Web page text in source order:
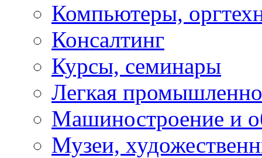
Компьютеры,
Консалтинг
Курсы, семинары
Легкая
Машиностроение и
Музеи,